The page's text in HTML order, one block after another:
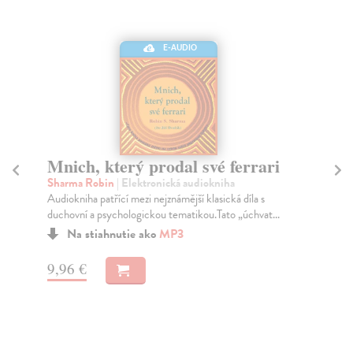
E-AUDIO
Mudrc, surfař a byznysmenka
Sharma Robin | Elektronická audiokniha
Knížka autora světoznámého bestselleru Mnich, který
prodal své ferrari vypráví příběh Jacka Valentin...
Na stiahnutie ako MP3
9,96 €